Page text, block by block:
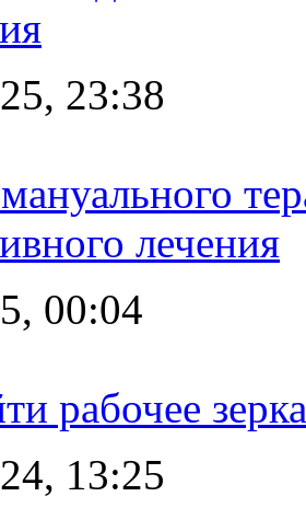
23:38
лечения
00:04
рабочее
13:25